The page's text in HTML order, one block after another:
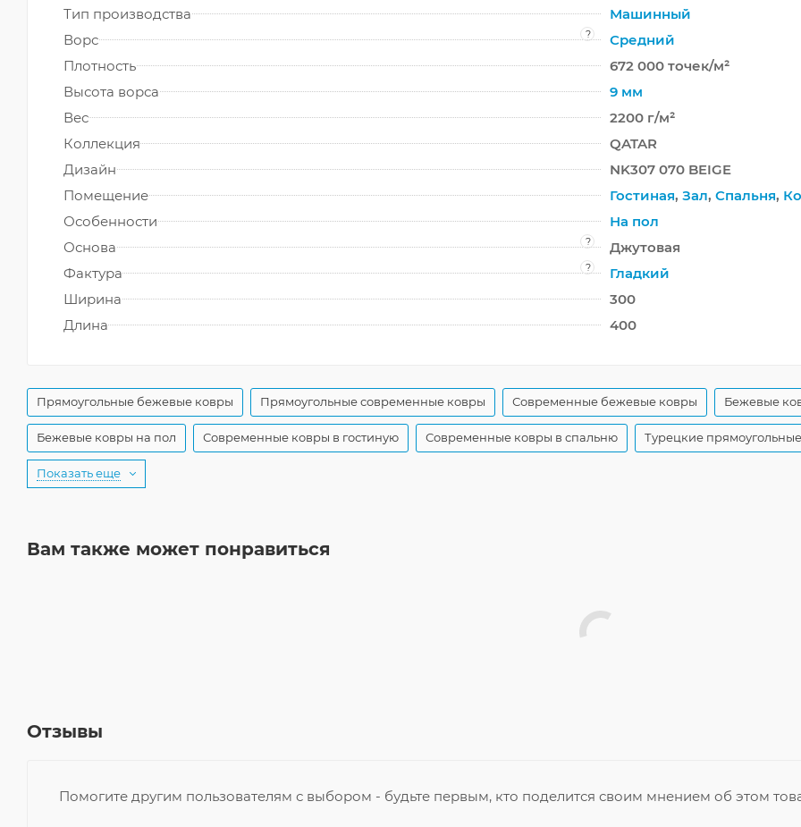
Тип производства
Машинный
Ворс
?
Средний
Плотность
672 000 точек/м²
Высота ворса
9 мм
Вес
2200 г/м²
Коллекция
QATAR
Дизайн
NK307 070 BEIGE
Помещение
Гостиная, Зал, Спальня,
Особенности
На пол
Основа
?
Джутовая
Фактура
?
Гладкий
Ширина
300
Длина
400
Прямоугольные бежевые ковры Прямоугольные современные ковры Современные бежевые ковры Бежевые
Бежевые ковры на пол Современные ковры в гостиную Современные ковры в спальню Турецкие
Показать еще
Вам также может понравиться
Отзывы
Помогите другим пользователям с выбором - будьте первым, кто поделится своим мнением об этом